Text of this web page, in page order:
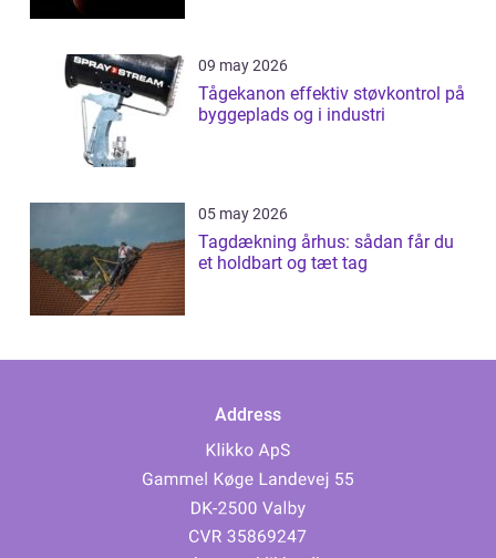
09 may 2026
Tågekanon effektiv støvkontrol på
byggeplads og i industri
05 may 2026
Tagdækning århus: sådan får du
et holdbart og tæt tag
Address